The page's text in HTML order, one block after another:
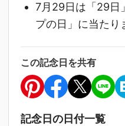
7月29日は「29日
プの日」に当たり
この記念日を共有
記念日の日付一覧